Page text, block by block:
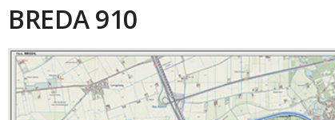
BREDA 910